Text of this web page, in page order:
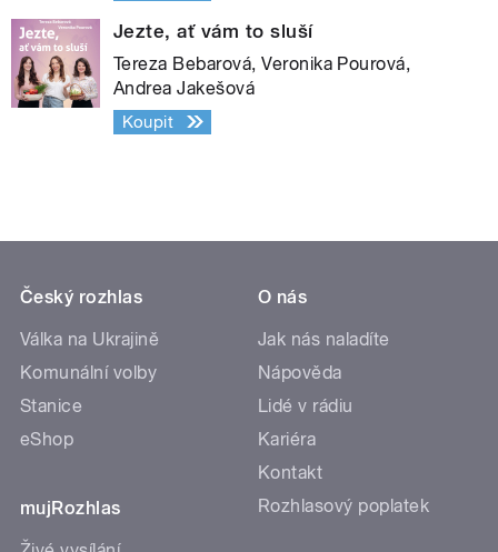
Jezte, ať vám to sluší
Tereza Bebarová, Veronika Pourová,
Andrea Jakešová
Koupit
Český rozhlas
Válka na Ukrajině
Komunální volby
Stanice
eShop
mujRozhlas
O nás
Jak nás naladíte
Nápověda
Lidé v rádiu
Kariéra
Kontakt
Rozhlasový poplatek